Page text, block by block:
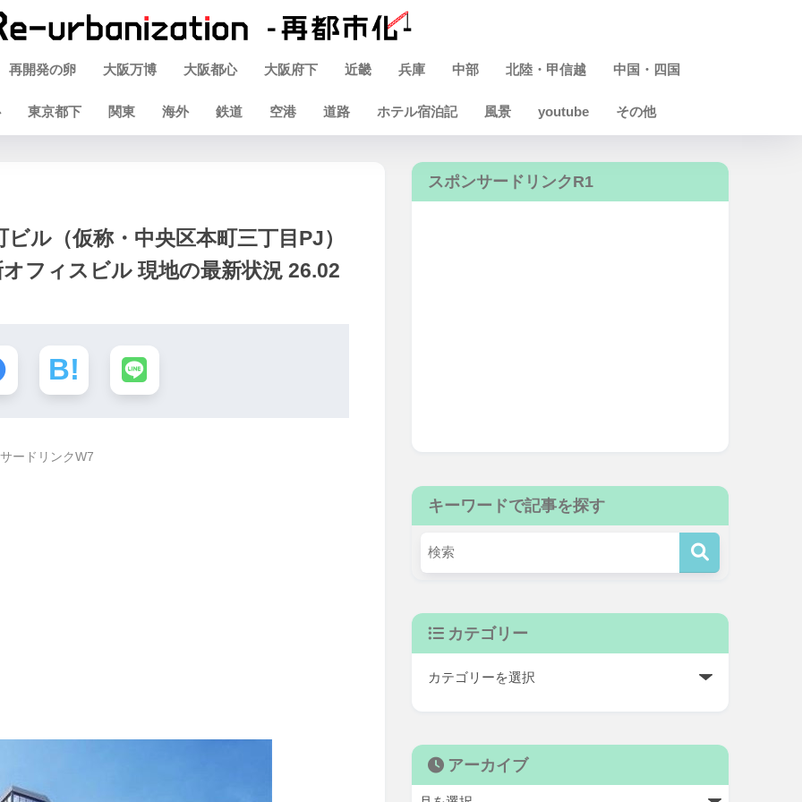
再開発の卵 大阪万博 大阪都心 大阪府下 近畿 兵庫 中部 北陸・甲信越 中国・四国
東京都下 関東 海外 鉄道 空港 道路 ホテル宿泊記 風景 youtube その他
ル（仮称・中央区本町三丁目PJ）
フィスビル 現地の最新状況 26.02
ードリンクW7
スポンサードリンクR1
キーワードで記事を探す
カテゴリー
アーカイブ